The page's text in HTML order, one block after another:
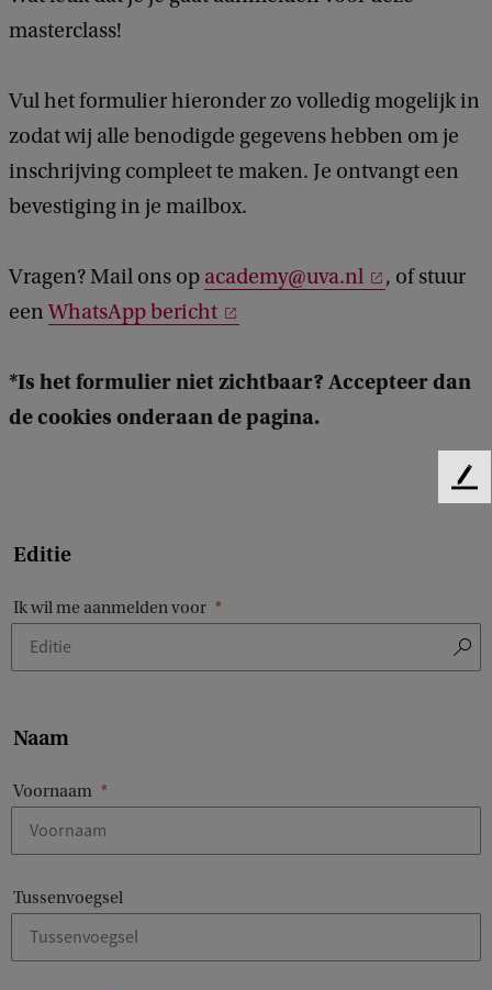
masterclass!
Vul het formulier hieronder zo volledig mogelijk in
zodat wij alle benodigde gegevens hebben om je
inschrijving compleet te maken. Je ontvangt een
bevestiging in je mailbox.
Vragen? Mail ons op academy@uva.nl
, of stuur
een WhatsApp bericht
*Is het formulier niet zichtbaar? Accepteer dan
de cookies onderaan de pagina.
Editie
Ik wil me aanmelden voor
Naam
Voornaam
Tussenvoegsel
F
k